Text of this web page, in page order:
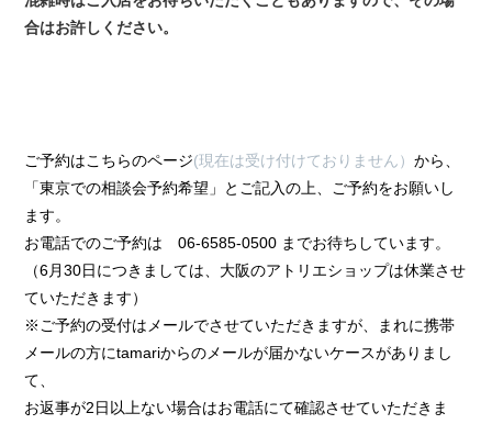
合はお許しください。
ご予約はこちらのページ(現在は受け付けておりません）から、
「東京での相談会予約希望」とご記入の上、ご予約をお願いし
ます。
お電話でのご予約は 06-6585-0500 までお待ちしています。
（6月30日につきましては、大阪のアトリエショップは休業させ
ていただきます）
※ご予約の受付はメールでさせていただきますが、まれに携帯
メールの方にtamariからのメールが届かないケースがありまし
て、
お返事が2日以上ない場合はお電話にて確認させていただきま